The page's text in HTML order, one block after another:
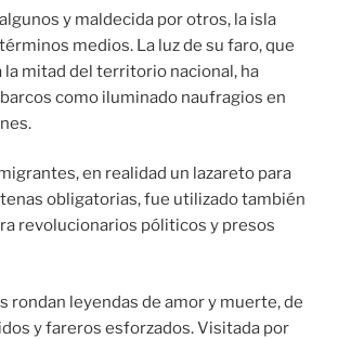
y maldecida por otros, la isla
medios. La luz de su faro, que
la mitad del territorio nacional, ha
como iluminado naufragios en
en realidad un lazareto para
obligatorias, fue utilizado también
revolucionarios póliticos y presos
rondan leyendas de amor y muerte, de
y fareros esforzados. Visitada por